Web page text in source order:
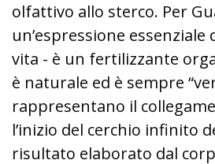
olfattivo allo sterco. Per
un’espressione essenziale
vita - è un fertilizzante
è naturale ed è sempre
rappresentano il
l’inizio del cerchio infinito
risultato elaborato dal